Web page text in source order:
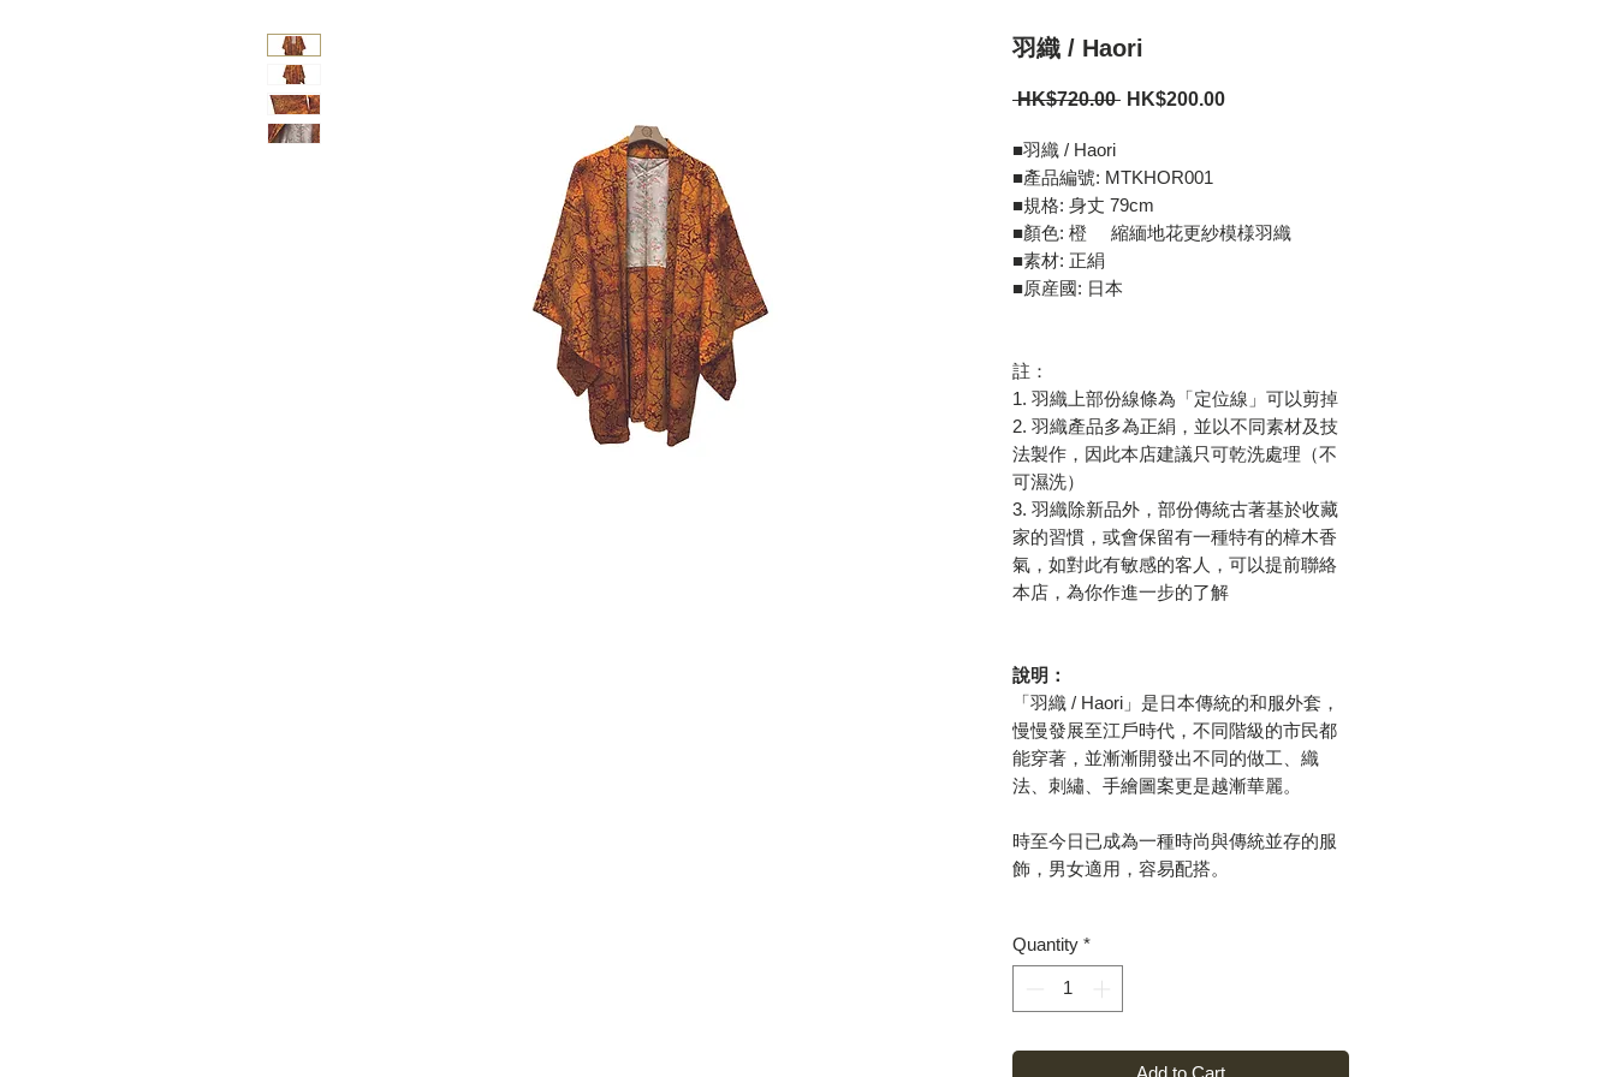
羽織 / Haori
HK$720.00 Regular
HK$200.00Sale
■羽織 / Haori
■產品編號: MTKHOR001
■規格: 身丈 79cm
■顏色: 橙 縮緬地花更紗模様羽織
■素材: 正絹
■原産國: 日本
註：
1. 羽織上部份線條為「定位線」可以剪掉
2. 羽織產品多為正絹，並以不同素材及技
法製作，因此本店建議只可乾洗處理（不
可濕洗）
3. 羽織除新品外，部份傳統古著基於收藏
家的習慣，或會保留有一種特有的樟木香
氣，如對此有敏感的客人，可以提前聯絡
本店，為你作進一步的了解
說明：
「羽織 / Haori」是日本傳統的和服外套，
慢慢發展至江戶時代，不同階級的市民都
能穿著，並漸漸開發出不同的做工、織
法、刺繡、手繪圖案更是越漸華麗。
時至今日已成為一種時尚與傳統並存的服
飾，男女適用，容易配搭。
Quantity *
Add to Cart